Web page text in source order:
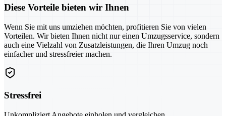
Diese Vorteile bieten wir Ihnen
Wenn Sie mit uns umziehen möchten, profitieren Sie von vielen
Vorteilen. Wir bieten Ihnen nicht nur einen Umzugsservice, sondern
auch eine Vielzahl von Zusatzleistungen, die Ihren Umzug noch
einfacher und stressfreier machen.
Stressfrei